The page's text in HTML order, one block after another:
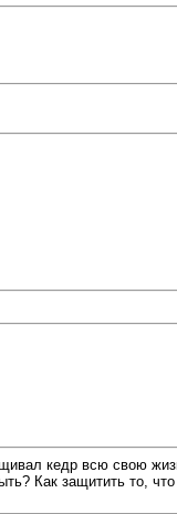
кедр всю свою
Как защитить то,